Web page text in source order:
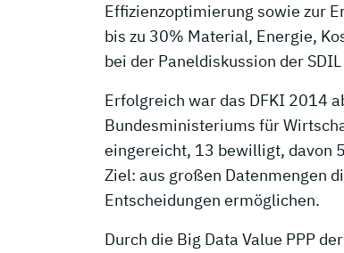
Effizienzoptimierung sowie zur
bis zu 30% Material, Energie,
bei der Paneldiskussion der
Erfolgreich war das DFKI 2014
Bundesministeriums für
eingereicht, 13 bewilligt, davon
Ziel: aus großen Datenmengen
Entscheidungen ermöglichen.
Durch die Big Data Value PPP